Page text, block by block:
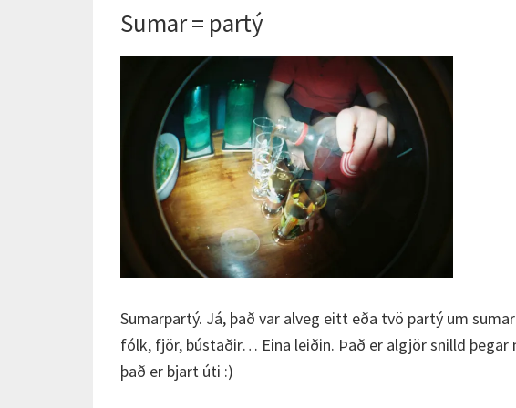
Sumar = partý
Sumarpartý. Já, það var alveg eitt eða tvö partý um
fólk, fjör, bústaðir… Eina leiðin. Það er algjör snilld
það er bjart úti :)